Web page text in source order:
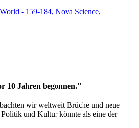
- 159-184, Nova Science,
10 Jahren begonnen."
wir weltweit Brüche und neue
und Kultur könnte als eine der